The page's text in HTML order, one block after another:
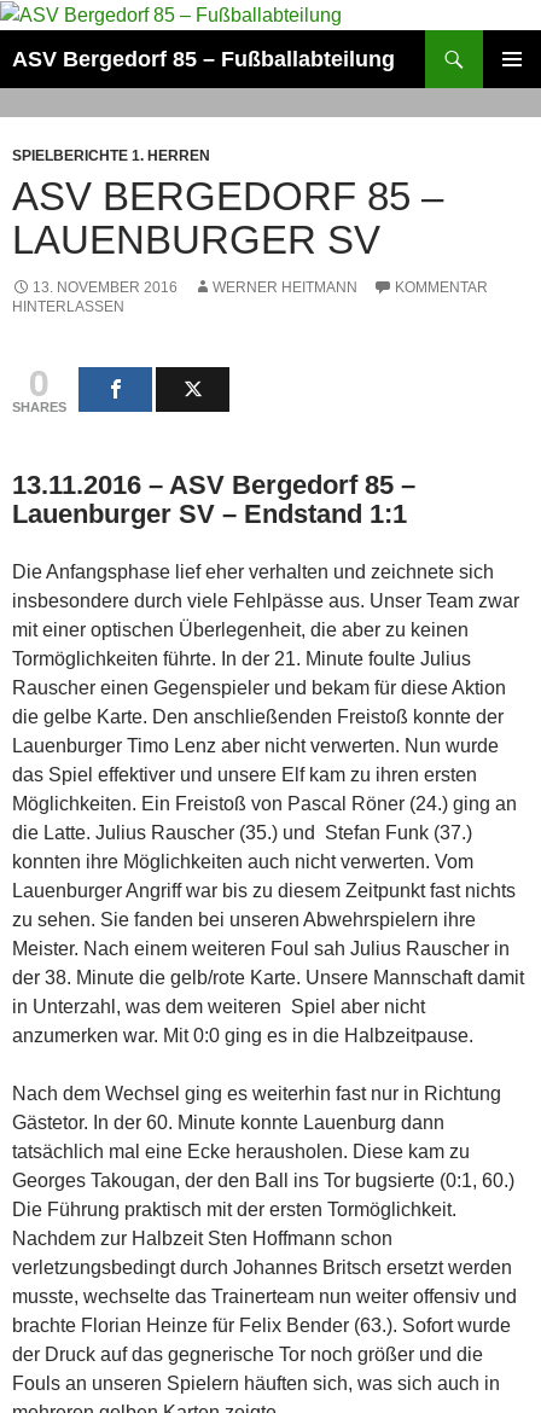
Zum
springen
ASV Bergedorf 85 – Fußballabteilung
SPIELBERICHTE 1. HERREN
ASV BERGEDORF 85 –
LAUENBURGER SV
13. NOVEMBER 2016 WERNER HEITMANN
KOMMENTAR
HINTERLASSEN
0
SHARES
13.11.2016 – ASV Bergedorf 85 –
Lauenburger SV – Endstand 1:1
Die Anfangsphase lief eher verhalten und zeichnete sich
insbesondere durch viele Fehlpässe aus. Unser Team zwar
mit einer optischen Überlegenheit, die aber zu keinen
Tormöglichkeiten führte. In der 21. Minute foulte Julius
Rauscher einen Gegenspieler und bekam für diese Aktion
die gelbe Karte. Den anschließenden Freistoß konnte der
Lauenburger Timo Lenz aber nicht verwerten. Nun wurde
das Spiel effektiver und unsere Elf kam zu ihren ersten
Möglichkeiten. Ein Freistoß von Pascal Röner (24.) ging an
die Latte. Julius Rauscher (35.) und Stefan Funk (37.)
konnten ihre Möglichkeiten auch nicht verwerten. Vom
Lauenburger Angriff war bis zu diesem Zeitpunkt fast nichts
zu sehen. Sie fanden bei unseren Abwehrspielern ihre
Meister. Nach einem weiteren Foul sah Julius Rauscher in
der 38. Minute die gelb/rote Karte. Unsere Mannschaft damit
in Unterzahl, was dem weiteren Spiel aber nicht
anzumerken war. Mit 0:0 ging es in die Halbzeitpause.
Nach dem Wechsel ging es weiterhin fast nur in Richtung
Gästetor. In der 60. Minute konnte Lauenburg dann
tatsächlich mal eine Ecke herausholen. Diese kam zu
Georges Takougan, der den Ball ins Tor bugsierte (0:1, 60.)
Die Führung praktisch mit der ersten Tormöglichkeit.
Nachdem zur Halbzeit Sten Hoffmann schon
verletzungsbedingt durch Johannes Britsch ersetzt werden
musste, wechselte das Trainerteam nun weiter offensiv und
brachte Florian Heinze für Felix Bender (63.). Sofort wurde
der Druck auf das gegnerische Tor noch größer und die
Fouls an unseren Spielern häuften sich, was sich auch in